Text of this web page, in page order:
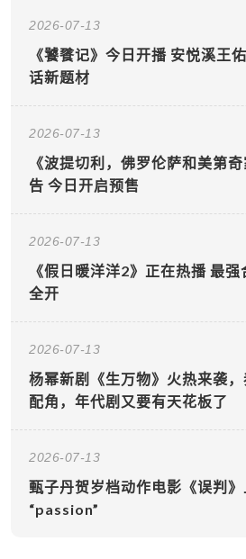
2026-07-13
《饕餮记》今日开播 安悦溪王
话新题材
2026-07-13
《波提切利，佛罗伦萨和美第
告 今日开启预售
2026-07-13
《假日暖洋洋2》正在热播 最
全开
2026-07-13
杨幂新剧《生万物》火热来袭
配角，年代剧又要有天花板了
2026-07-13
甄子丹贺岁档动作电影《误判
“passion”